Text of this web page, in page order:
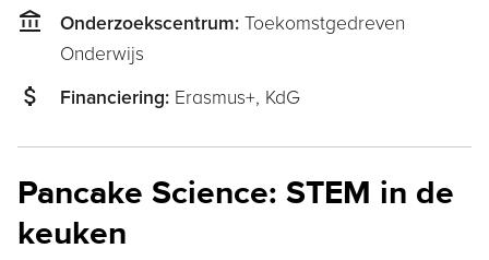
account_balance Onderzoekscentrum: Toekomstgedreven
Onderwijs
attach_money Financiering: Erasmus+, KdG
Pancake Science: STEM in de
keuken